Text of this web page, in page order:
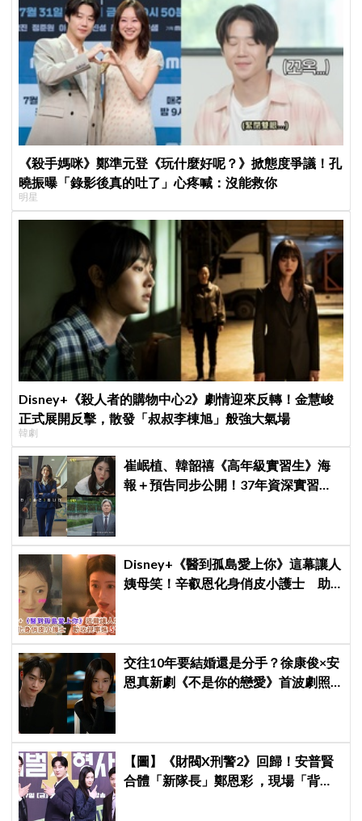
《殺手媽咪》鄭準元登《玩什麼好呢？》掀態度爭議！孔
曉振曝「錄影後真的吐了」心疼喊：沒能救你
明星
Disney+《殺人者的購物中心2》劇情迎來反轉！金慧峻
正式展開反擊，散發「叔叔李棟旭」般強大氣場
韓劇
崔岷植、韓韶禧《高年級實習生》海
報＋預告同步公開！37年資深實習生
Disney+《醫到孤島愛上你》這幕讓人
姨母笑！辛叡恩化身俏皮小護士 助
交往10年要結婚還是分手？徐康俊×安
恩真新劇《不是你的戀愛》首波劇照
【圖】《財閥X刑警2》回歸！安普賢
合體「新隊長」鄭恩彩 ，現場「背靠